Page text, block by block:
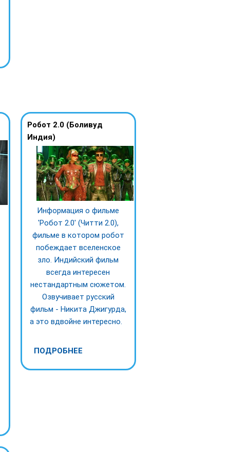
Робот 2.0 (Боливуд
Индия)
Информация о фильме
'Робот 2.0' (Читти 2.0),
фильме в котором робот
побеждает вселенское
зло. Индийский фильм
всегда интересен
нестандартным сюжетом.
Озвучивает русский
фильм - Никита Джигурда,
а это вдвойне интересно.
ПОДРОБНЕЕ